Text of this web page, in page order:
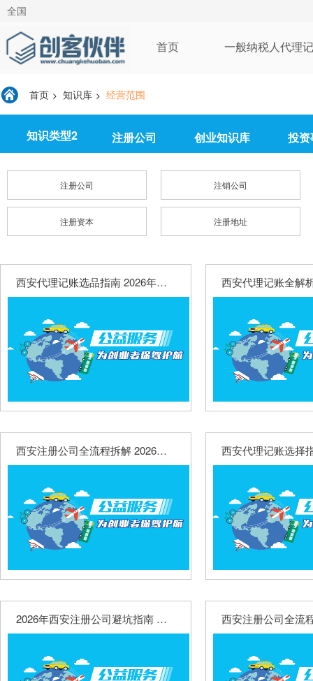
全国
首页 一般纳税人代理
首页 > 知识库 > 经营范围
知识类型2 注册公司 创业知识库 投
注册公司 注销公司
注册资本 注册地址
西安代理记账选品指南 2026年费用明细与服务优势盘点
西安注册公司全流程拆解 2026最新收费标准详解
2026年西安注册公司避坑指南 不同行业费用明细梳理